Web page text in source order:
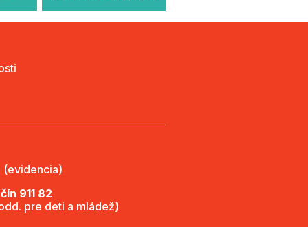
911 82
pre deti a mládež)